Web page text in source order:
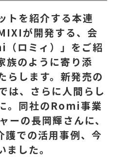
トを紹介する本連
が開発する、会
ロミィ）」をご紹
族のように寄り添
らします。新発売の
は、さらに人間らし
。同社のRomi事業
ーの長岡輝さんに、
での活用事例、今
した。